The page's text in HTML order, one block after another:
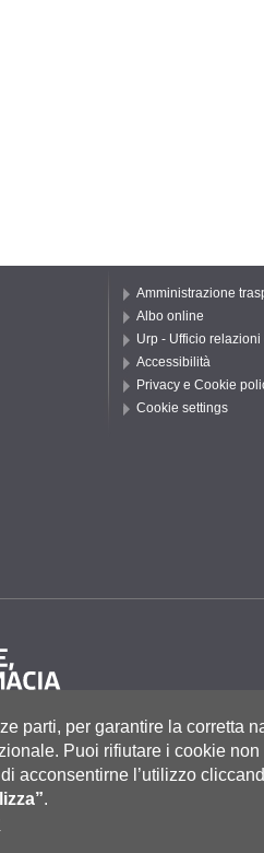
Amministrazione
Albo online
Urp - Ufficio
Accessibilità
Privacy e Cookie
Cookie settings
Certificata
al venerdì dalle 9.30 alle 10.30)
parti, per garantire la corretta
Puoi rifiutare i cookie
acconsentirne l’utilizzo
.